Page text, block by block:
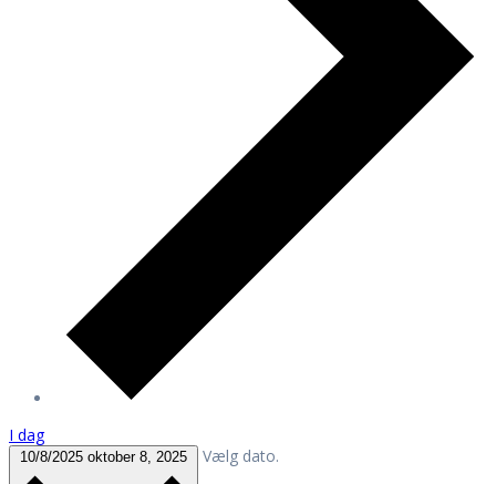
I dag
10/8/2025 oktober 8, 2025 Vælg dato.